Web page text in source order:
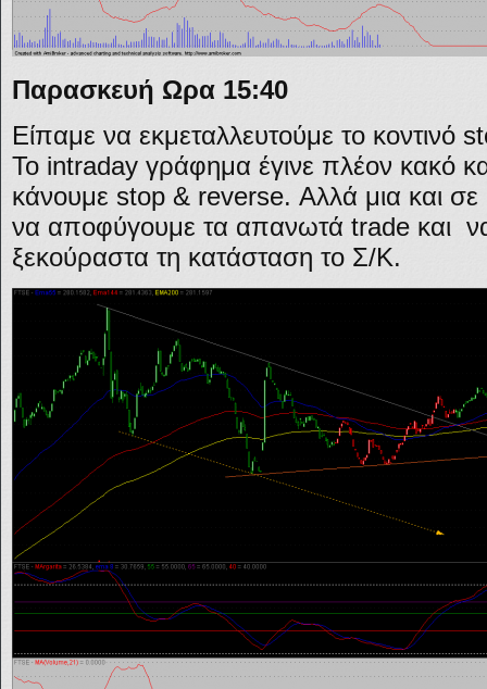
Παρασκευή Ωρα 15:40
Είπαμε να εκμεταλλευτούμε το κοντινό
Το intraday γράφημα έγινε πλέον κακό
κάνουμε stop & reverse. Αλλά μια και σε
να αποφύγουμε τα απανωτά trade και
ξεκούραστα τη κατάσταση το Σ/Κ.